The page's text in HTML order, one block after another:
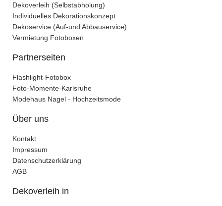
Dekoverleih (Selbstabholung)
Individuelles Dekorationskonzept
Dekoservice (Auf-und Abbauservice)
Vermietung Fotoboxen
Partnerseiten
Flashlight-Fotobox
Foto-Momente-Karlsruhe
Modehaus Nagel - Hochzeitsmode
Über uns
Kontakt
Impressum
Datenschutzerklärung
AGB
Dekoverleih in